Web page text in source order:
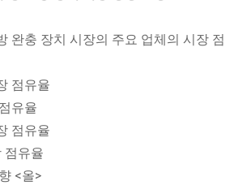
완충 장치 시장의 주요 업체의 시장 점
점유율
유율
점유율
점유율
<올>